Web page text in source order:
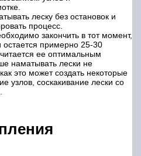
леску без остановок и
процесс.
закончить в тот момент,
остается примерно 25-30
ее оптимальным
наматывать лески не
это может создать некоторые
узлов, соскакивание лески со